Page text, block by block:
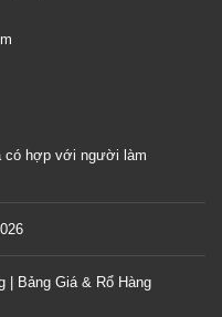
có hợp với người làm
| Bảng Giá & Rổ Hàng